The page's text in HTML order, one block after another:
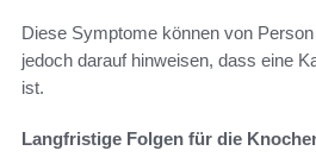
Diese Symptome können von
jedoch darauf hinweisen, dass eine
ist.
Langfristige Folgen für die